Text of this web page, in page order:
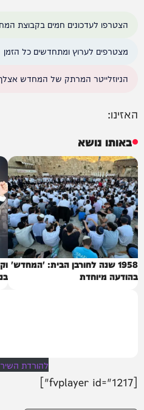
הצטרפו לעדכונים חמים בקבוצת
מצטרפים לערוץ ומתחדשים כל הזמן
הניוזלייטר המרתק של המחדש
האזינו:
באותו נושא
1958 שנה לחורבן הבית: 'המחדש'
בהודעה מיוחדת
להורדת
[fvplayer id="1217"]